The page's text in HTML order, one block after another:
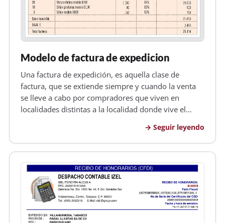
Modelo de factura de expedicion
Una factura de expedición, es aquella clase de
factura, que se extiende siempre y cuando la venta
se lleve a cabo por compradores que viven en
localidades distintas a la localidad donde vive el
embalaje, gastos de transporte, gastos por los
seguros, entre otros gastos.…
Seguir leyendo